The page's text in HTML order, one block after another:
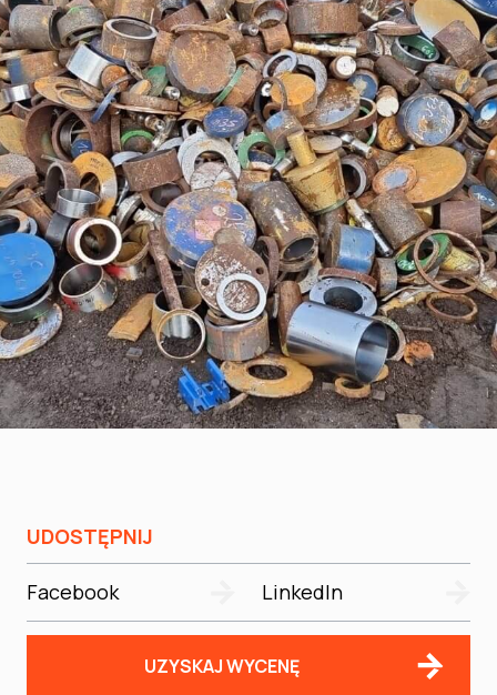
UDOSTĘPNIJ
Facebook LinkedIn
UZYSKAJ WYCENĘ